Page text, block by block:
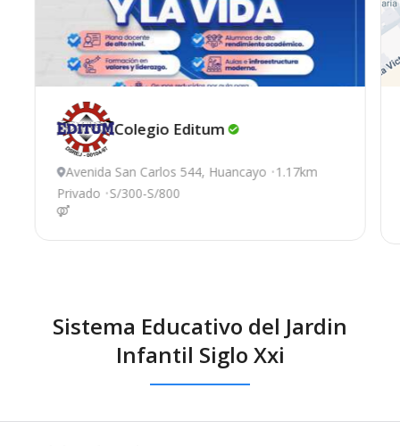
Colegio Editum
Avenida San Carlos 544, Huancayo
1.17km
Privado S/300-S/800
Sistema Educativo del Jardin
Infantil Siglo Xxi